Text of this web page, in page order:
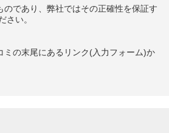
であり、弊社ではその正確性を保証す
さい。
の末尾にあるリンク(入力フォーム)か